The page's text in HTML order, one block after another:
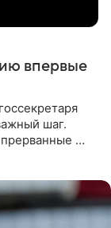
впервые
шаг.
в
Ландау,
Родриго